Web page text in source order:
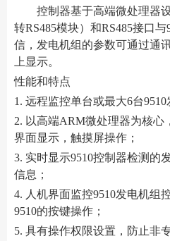
控制器基于高端微处理器设
转RS485模块）和RS485接口
信，发电机组的参数可通过通
上显示。
性能和特点
1. 远程监控单台或最大6台9510
2. 以高端ARM微处理器为核
界面显示，触摸屏操作；
3. 实时显示9510控制器检测的
信息；
4. 人机界面监控9510发电机组
9510的按键操作；
5. 具有操作权限设置，防止非